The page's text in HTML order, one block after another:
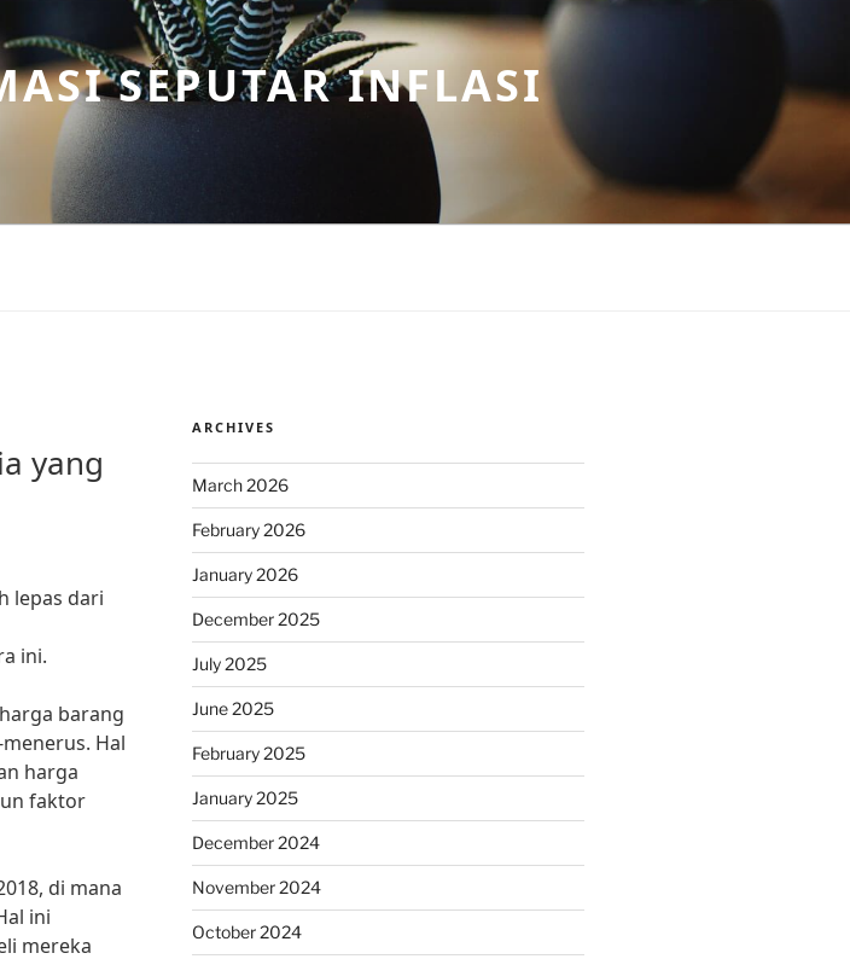
SEPUTAR INFLASI
yang
lepas dari
ini.
barang
Hal
harga
faktor
di mana
ini
mereka
ARCHIVES
March 2026
February 2026
January 2026
December 2025
July 2025
June 2025
February 2025
January 2025
December 2024
November 2024
October 2024